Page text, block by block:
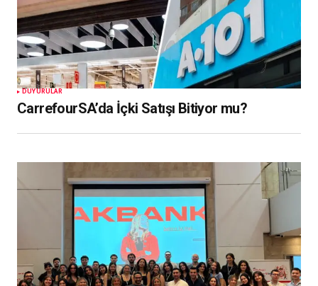
DUYURULAR
CarrefourSA’da İçki Satışı Bitiyor mu?